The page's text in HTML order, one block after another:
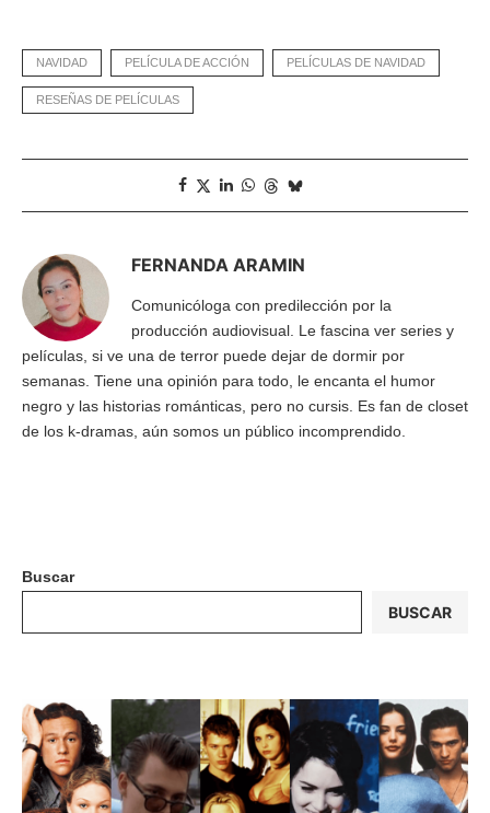
NAVIDAD PELÍCULA DE ACCIÓN PELÍCULAS DE NAVIDAD
RESEÑAS DE PELÍCULAS
FERNANDA ARAMIN
Comunicóloga con predilección por la
producción audiovisual. Le fascina ver series y
películas, si ve una de terror puede dejar de dormir por
semanas. Tiene una opinión para todo, le encanta el humor
negro y las historias románticas, pero no cursis. Es fan de closet
de los k-dramas, aún somos un público incomprendido.
Buscar
BUSCAR